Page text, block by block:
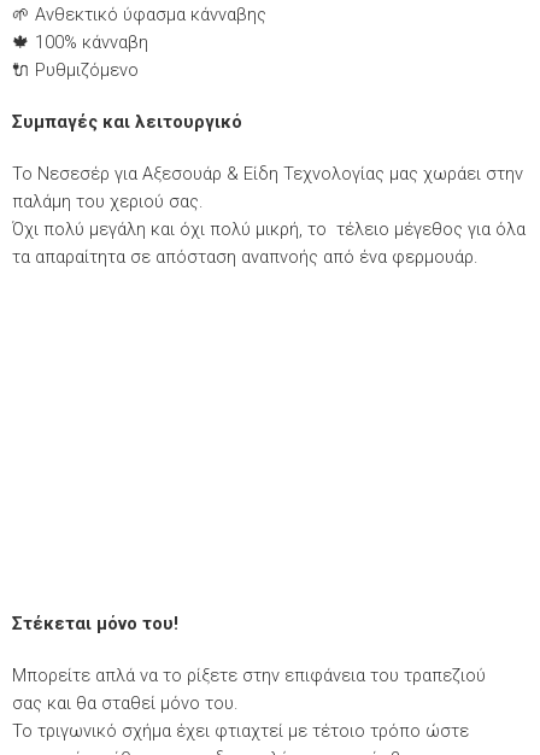
🌱 Ανθεκτικό ύφασμα κάνναβης
🍁 100% κάνναβη
🔌 Ρυθμιζόμενο
Συμπαγές και λειτουργικό
Το Νεσεσέρ για Αξεσουάρ & Είδη Τεχνολογίας μας χωράει στην
παλάμη του χεριού σας.
Όχι πολύ μεγάλη και όχι πολύ μικρή, το τέλειο μέγεθος για όλα
τα απαραίτητα σε απόσταση αναπνοής από ένα φερμουάρ.
Στέκεται μόνο του!
Μπορείτε απλά να το ρίξετε στην επιφάνεια του τραπεζιού
σας και θα σταθεί μόνο του.
Το τριγωνικό σχήμα έχει φτιαχτεί με τέτοιο τρόπο ώστε